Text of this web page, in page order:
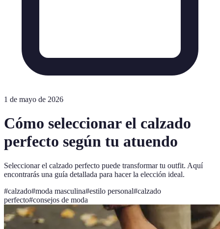
1 de mayo de 2026
Cómo seleccionar el calzado
perfecto según tu atuendo
Seleccionar el calzado perfecto puede transformar tu outfit. Aquí
encontrarás una guía detallada para hacer la elección ideal.
#calzado#moda masculina#estilo personal#calzado
perfecto#consejos de moda